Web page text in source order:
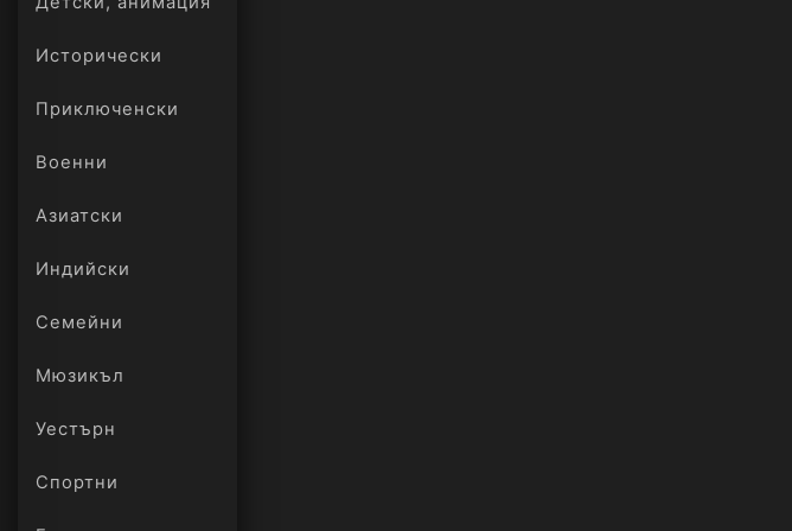
Исторически
Приключенски
Военни
Азиатски
Индийски
Семейни
Мюзикъл
Уестърн
Спортни